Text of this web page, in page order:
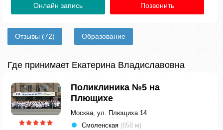
Онлайн запись Позвонить
Отзывы (72) Образование
Где принимает Екатерина Владиславовна
Поликлиника №5 на
Плющихе
Москва, ул. Плющиха 14
Смоленская (658 м)